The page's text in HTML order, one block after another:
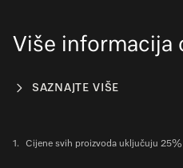
Više informacija
SAZNAJTE VIŠE
1. Cijene svih proizvoda uključuju 25%